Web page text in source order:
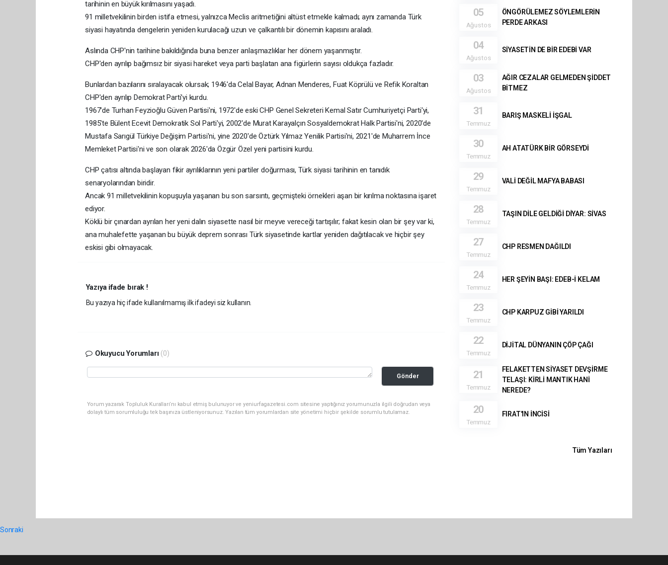
tarihinin en büyük kırılmasını yaşadı.
91 milletvekilinin birden istifa etmesi, yalnızca Meclis aritmetiğini altüst etmekle kalmadı; aynı zamanda Türk
siyasi hayatında dengelerin yeniden kurulacağı uzun ve çalkantılı bir dönemin kapısını araladı.
Aslında CHP'nin tarihine bakıldığında buna benzer anlaşmazlıklar her dönem yaşanmıştır.
CHP'den ayrılıp bağımsız bir siyasi hareket veya parti başlatan ana figürlerin sayısı oldukça fazladır.
Bunlardan bazılarını sıralayacak olursak; 1946'da Celal Bayar, Adnan Menderes, Fuat Köprülü ve Refik Koraltan
CHP'den ayrılıp Demokrat Parti'yi kurdu.
1967'de Turhan Feyzioğlu Güven Partisi'ni, 1972'de eski CHP Genel Sekreteri Kemal Satır Cumhuriyetçi Parti'yi,
1985'te Bülent Ecevit Demokratik Sol Parti'yi, 2002'de Murat Karayalçın Sosyaldemokrat Halk Partisi'ni, 2020'de
Mustafa Sarıgül Türkiye Değişim Partisi'ni, yine 2020'de Öztürk Yılmaz Yenilik Partisi'ni, 2021'de Muharrem İnce
Memleket Partisi'ni ve son olarak 2026'da Özgür Özel yeni partisini kurdu.
CHP çatısı altında başlayan fikir ayrılıklarının yeni partiler doğurması, Türk siyasi tarihinin en tanıdık
senaryolarından biridir.
Ancak 91 milletvekilinin kopuşuyla yaşanan bu son sarsıntı, geçmişteki örnekleri aşan bir kırılma noktasına işaret
ediyor.
Köklü bir çınardan ayrılan her yeni dalın siyasette nasıl bir meyve vereceği tartışılır; fakat kesin olan bir şey var ki,
ana muhalefette yaşanan bu büyük deprem sonrası Türk siyasetinde kartlar yeniden dağıtılacak ve hiçbir şey
eskisi gibi olmayacak.
Yazıya ifade bırak !
Bu yazıya hiç ifade kullanılmamış ilk ifadeyi siz kullanın.
Okuyucu Yorumları (0)
Gönder
Yorum yazarak Topluluk Kuralları’nı kabul etmiş bulunuyor ve yeniurfagazetesi.com sitesine yaptığınız yorumunuzla ilgili doğrudan veya
dolaylı tüm sorumluluğu tek başınıza üstleniyorsunuz. Yazılan tüm yorumlardan site yönetimi hiçbir şekilde sorumlu tutulamaz.
05
Ağustos
ÖNGÖRÜLEMEZ SÖYLEMLERİN
PERDE ARKASI
04
Ağustos
SİYASETİN DE BİR EDEBİ VAR
03
Ağustos
AĞIR CEZALAR GELMEDEN ŞİDDET
BİTMEZ
31
Temmuz
BARIŞ MASKELİ İŞGAL
30
Temmuz
AH ATATÜRK BİR GÖRSEYDİ
29
Temmuz
VALİ DEĞİL MAFYA BABASI
28
Temmuz
TAŞIN DİLE GELDİĞİ DİYAR: SİVAS
27
Temmuz
CHP RESMEN DAĞILDI
24
Temmuz
HER ŞEYİN BAŞI: EDEB-İ KELAM
23
Temmuz
CHP KARPUZ GİBİ YARILDI
22
Temmuz
DİJİTAL DÜNYANIN ÇÖP ÇAĞI
21
Temmuz
FELAKETTEN SİYASET DEVŞİRME
TELAŞI: KİRLİ MANTIK HANİ
NEREDE?
20
Temmuz
FIRAT'IN İNCİSİ
Tüm Yazıları
Sonraki